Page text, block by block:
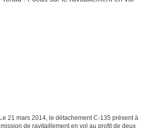
21 mars 2014, le détachement C-135 présent à
de ravitaillement en vol au profit de deux